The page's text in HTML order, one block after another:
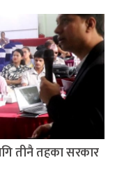
तीनै तहका सरकार